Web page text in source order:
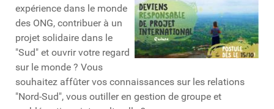
expérience dans le monde
des ONG, contribuer à un
projet solidaire dans le
"Sud" et ouvrir votre regard
sur le monde ? Vous
souhaitez affûter vos connaissances sur les relations
"Nord-Sud", vous outiller en gestion de groupe et